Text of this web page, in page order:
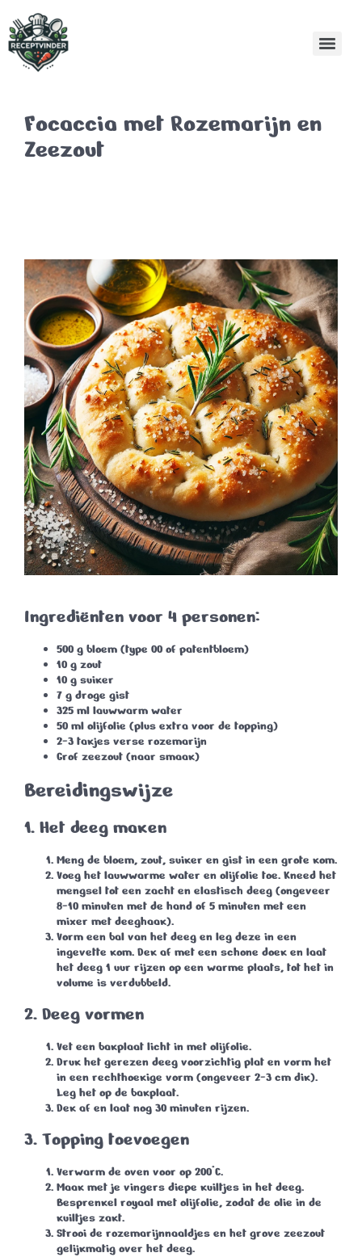
Focaccia met Rozemarijn en
Zeezout
Ingrediënten voor 4 personen:
500 g bloem (type 00 of patentbloem)
10 g zout
10 g suiker
7 g droge gist
325 ml lauwwarm water
50 ml olijfolie (plus extra voor de topping)
2-3 takjes verse rozemarijn
Grof zeezout (naar smaak)
Bereidingswijze
1. Het deeg maken
Meng de bloem, zout, suiker en gist in een grote kom.
Voeg het lauwwarme water en olijfolie toe. Kneed het
mengsel tot een zacht en elastisch deeg (ongeveer
8-10 minuten met de hand of 5 minuten met een
mixer met deeghaak).
Vorm een bal van het deeg en leg deze in een
ingevette kom. Dek af met een schone doek en laat
het deeg 1 uur rijzen op een warme plaats, tot het in
volume is verdubbeld.
2. Deeg vormen
Vet een bakplaat licht in met olijfolie.
Druk het gerezen deeg voorzichtig plat en vorm het
in een rechthoekige vorm (ongeveer 2-3 cm dik).
Leg het op de bakplaat.
Dek af en laat nog 30 minuten rijzen.
3. Topping toevoegen
Verwarm de oven voor op 200°C.
Maak met je vingers diepe kuiltjes in het deeg.
Besprenkel royaal met olijfolie, zodat de olie in de
kuiltjes zakt.
Strooi de rozemarijnnaaldjes en het grove zeezout
gelijkmatig over het deeg.